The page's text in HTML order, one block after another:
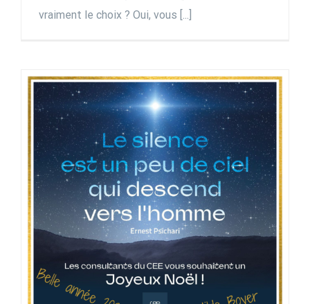
vraiment le choix ? Oui, vous [...]